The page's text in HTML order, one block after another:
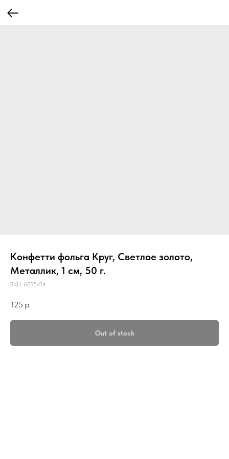
Конфетти фольга Круг, Светлое золото,
Металлик, 1 см, 50 г.
SKU: 6015414
125 р.
Out of stock